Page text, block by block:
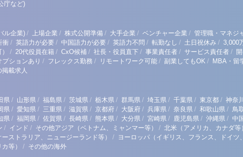
庁など)
ル企業) / 上場企業 / 株式公開準備 / 大手企業 / ベンチャー企業 / 管理職・マネジ
衝 / 英語力が必要 / 中国語力が必要 / 英語力不問 / 転勤なし / 土日祝休み / 3,000
/ 20代役員在籍 / CxO候補 / 社長・役員直下 / 事業責任者 / サービス責任者 /
プションあり / フレックス勤務 / リモートワーク可能 / 副業してもOK / MBA・留
載求人
県 / 山形県 / 福島県 / 茨城県 / 栃木県 / 群馬県 / 埼玉県 / 千葉県 / 東京都 / 神奈
県 / 愛知県 / 三重県 / 滋賀県 / 京都府 / 大阪府 / 兵庫県 / 奈良県 / 和歌山県 / 鳥
県 / 福岡県 / 佐賀県 / 長崎県 / 熊本県 / 大分県 / 宮崎県 / 鹿児島県 / 沖縄県 / 中
/ インド / その他アジア（ベトナム、ミャンマー等） / 北米（アメリカ、カナダ等
ストラリア、ニュージーランド等） / ヨーロッパ（イギリス、フランス、ドイツ
等）
/ その他の海外